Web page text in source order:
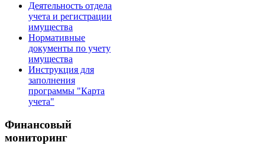
Деятельность отдела
учета и регистрации
имущества
Нормативные
документы по учету
имущества
Инструкция для
заполнения
программы "Карта
учета"
Финансовый
мониторинг